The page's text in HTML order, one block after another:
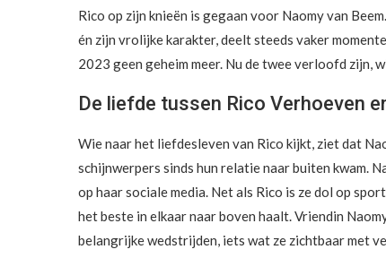
Rico op zijn knieën is gegaan voor Naomy van
én zijn vrolijke karakter, deelt steeds vaker
2023 geen geheim meer. Nu de twee verloofd zijn,
De liefde tussen Rico Verhoeven
Wie naar het liefdesleven van Rico kijkt, ziet dat
schijnwerpers sinds hun relatie naar buiten kwam.
op haar sociale media. Net als Rico is ze dol op
het beste in elkaar naar boven haalt. Vriendin
belangrijke wedstrijden, iets wat ze zichtbaar met